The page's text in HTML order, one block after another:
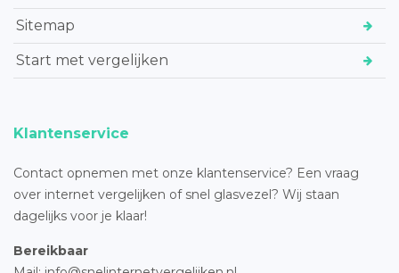
Sitemap
Start met vergelijken
Klantenservice
Contact opnemen met onze klantenservice? Een vraag
over internet vergelijken of snel glasvezel? Wij staan
dagelijks voor je klaar!
Bereikbaar